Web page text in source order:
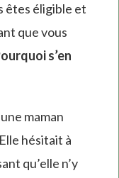
êtes éligible et
que vous
s’en
maman
hésitait à
qu’elle n’y